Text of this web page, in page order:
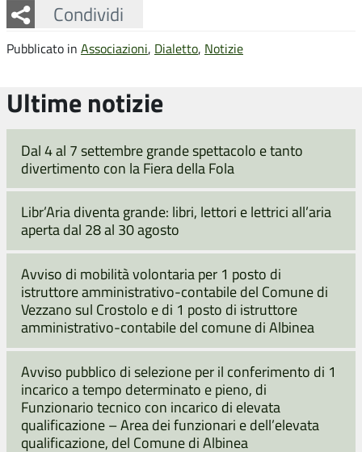
Condividi
Facebook
Twitter
Whatsapp
Pubblicato in Associazioni, Dialetto, Notizie
Ultime notizie
Dal 4 al 7 settembre grande spettacolo e tanto
divertimento con la Fiera della Fola
Libr’Aria diventa grande: libri, lettori e lettrici all’aria
aperta dal 28 al 30 agosto
Avviso di mobilità volontaria per 1 posto di
istruttore amministrativo-contabile del Comune di
Vezzano sul Crostolo e di 1 posto di istruttore
amministrativo-contabile del comune di Albinea
Avviso pubblico di selezione per il conferimento di 1
incarico a tempo determinato e pieno, di
Funzionario tecnico con incarico di elevata
qualificazione – Area dei funzionari e dell’elevata
qualificazione, del Comune di Albinea